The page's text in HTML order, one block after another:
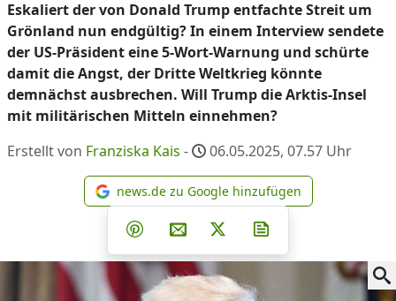
Eskaliert der von Donald Trump entfachte Streit um
Grönland nun endgültig? In einem Interview sendete
der US-Präsident eine 5-Wort-Warnung und schürte
damit die Angst, der Dritte Weltkrieg könnte
demnächst ausbrechen. Will Trump die Arktis-Insel
mit militärischen Mitteln einnehmen?
Erstellt von Franziska Kais - 06.05.2025, 07.57 Uhr
news.de zu Google
news.de zu Google hinzufügen
Teilen auf Facebook
Teilen auf Whatsapp
Teilen auf Telegram
Teilen auf Pinterest
Per E-Mail teilen
Post auf X